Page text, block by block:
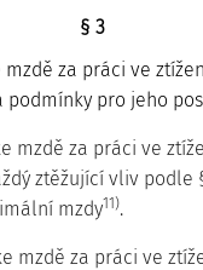
§ 3
za práci ve
podmínky pro jeho
mzdě za práci ve
ztěžující vliv podle
mzdy11).
mzdě za práci ve